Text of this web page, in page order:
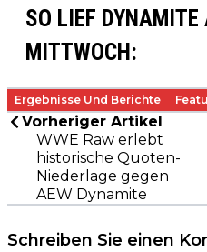
SO LIEF DYNAMITE
MITTWOCH:
Ergebnisse Und Berichte
Vorheriger Artikel
WWE Raw erlebt
historische Quoten-
Niederlage gegen
AEW Dynamite
Schreiben Sie einen